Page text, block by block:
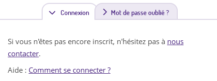
Connexion(
n
Mot de passe oublié ?
Si vous n'êtes pas encore inscrit, n'hésitez pas à nous
contacter.
Aide : Comment se connecter ?